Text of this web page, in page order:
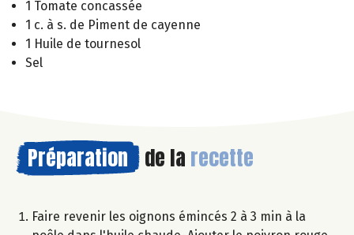
1 Tomate concassée
1 c. à s. de Piment de cayenne
1 Huile de tournesol
Sel
Préparation de la recette
Faire revenir les oignons émincés 2 à 3 min à la